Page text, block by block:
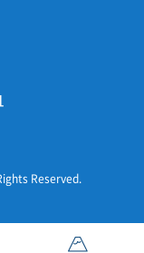
Reserved.